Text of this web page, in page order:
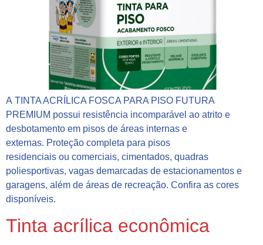
A TINTA ACRÍLICA FOSCA PARA PISO FUTURA
PREMIUM possui resistência incomparável ao atrito e
desbotamento em pisos de áreas internas e
externas. Proteção completa para pisos
residenciais ou comerciais, cimentados, quadras
poliesportivas, vagas demarcadas de estacionamentos e
garagens, além de áreas de recreação. Confira as cores
disponíveis.
Tinta acrílica econômica